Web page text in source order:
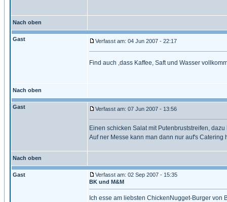
Nach oben
Gast Verfasst am: 04 Jun 2007 - 22:17
Find auch ,dass Kaffee, Saft und Wasser
Nach oben
Gast Verfasst am: 07 Jun 2007 - 13:56
Einen schicken Salat mit Putenbruststreifen,
Auf ner Messe kann man dann nur auf's Catering
Nach oben
Gast
Verfasst am: 02 Sep 2007 - 15:35
BK und M&M
Ich esse am liebsten ChickenNugget-Burger von